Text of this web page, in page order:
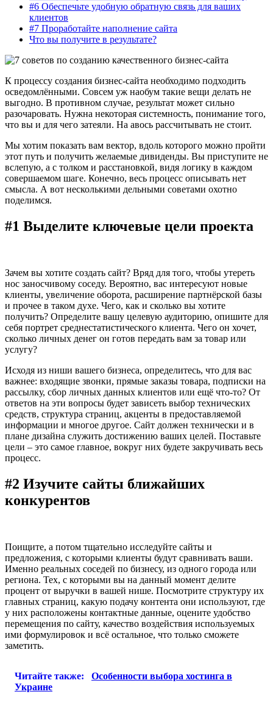
#6 Обеспечьте удобную обратную связь для ваших
клиентов
#7 Проработайте наполнение сайта
Что вы получите в результате?
К процессу создания бизнес-сайта необходимо подходить
осведомлёнными. Совсем уж наобум такие вещи делать не
выгодно. В противном случае, результат может сильно
разочаровать. Нужна некоторая системность, понимание того,
что вы и для чего затеяли. На авось рассчитывать не стоит.
Мы хотим показать вам вектор, вдоль которого можно пройти
этот путь и получить желаемые дивиденды. Вы приступите не
вслепую, а с толком и расстановкой, видя логику в каждом
совершаемом шаге. Конечно, весь процесс описывать нет
смысла. А вот несколькими дельными советами охотно
поделимся.
#1 Выделите ключевые цели проекта
Зачем вы хотите создать сайт? Вряд для того, чтобы утереть
нос заносчивому соседу. Вероятно, вас интересуют новые
клиенты, увеличение оборота, расширение партнёрской базы
и прочее в таком духе. Чего, как и сколько вы хотите
получить? Определите вашу целевую аудиторию, опишите для
себя портрет среднестатистического клиента. Чего он хочет,
сколько личных денег он готов передать вам за товар или
услугу?
Исходя из ниши вашего бизнеса, определитесь, что для вас
важнее: входящие звонки, прямые заказы товара, подписки на
рассылку, сбор личных данных клиентов или ещё что-то? От
ответов на эти вопросы будет зависеть выбор технических
средств, структура страниц, акценты в предоставляемой
информации и многое другое. Сайт должен технически и в
плане дизайна служить достижению ваших целей. Поставьте
цели – это самое главное, вокруг них будете закручивать весь
процесс.
#2 Изучите сайты ближайших
конкурентов
Поищите, а потом тщательно исследуйте сайты и
предложения, с которыми клиенты будут сравнивать ваши.
Именно реальных соседей по бизнесу, из одного города или
региона. Тех, с которыми вы на данный момент делите
процент от выручки в вашей нише. Посмотрите структуру их
главных страниц, какую подачу контента они используют, где
у них расположены контактные данные, оцените удобство
перемещения по сайту, качество воздействия используемых
ими формулировок и всё остальное, что только сможете
заметить.
Читайте также:
Особенности выбора хостинга в
Украине